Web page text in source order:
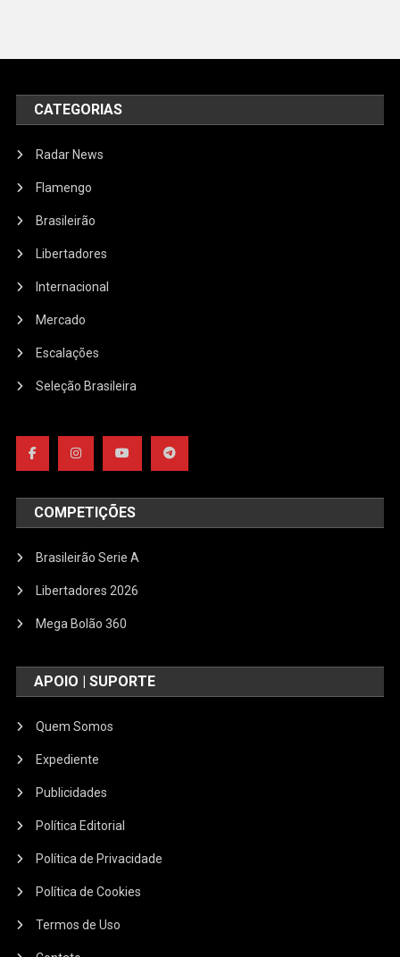
CATEGORIAS
Radar News
Flamengo
Brasileirão
Libertadores
Internacional
Mercado
Escalações
Seleção Brasileira
COMPETIÇÕES
Brasileirão Serie A
Libertadores 2026
Mega Bolão 360
APOIO | SUPORTE
Quem Somos
Expediente
Publicidades
Política Editorial
Política de Privacidade
Política de Cookies
Termos de Uso